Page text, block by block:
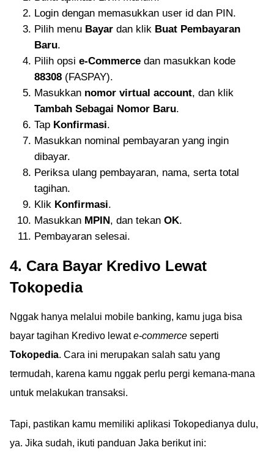
Login dengan memasukkan user id dan PIN.
Pilih menu Bayar dan klik Buat Pembayaran
Baru.
Pilih opsi e-Commerce dan masukkan kode
88308 (FASPAY).
Masukkan nomor virtual account, dan klik
Tambah Sebagai Nomor Baru.
Tap Konfirmasi.
Masukkan nominal pembayaran yang ingin
dibayar.
Periksa ulang pembayaran, nama, serta total
tagihan.
Klik Konfirmasi.
Masukkan MPIN, dan tekan OK.
Pembayaran selesai.
4. Cara Bayar Kredivo Lewat
Tokopedia
Nggak hanya melalui mobile banking, kamu juga bisa
bayar tagihan Kredivo lewate-commerce seperti
Tokopedia. Cara ini merupakan salah satu yang
termudah, karena kamu nggak perlu pergi kemana-mana
untuk melakukan transaksi.
Tapi, pastikan kamu memiliki aplikasi Tokopedianya dulu,
ya. Jika sudah, ikuti panduan Jaka berikut ini: